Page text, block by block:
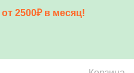
от 2500₽ в месяц!